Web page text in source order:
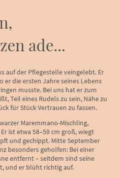
ade...
auf der Pflegestelle veingelebt. Er
er die ersten Jahre seines Lebens
musste. Bei uns hat er zum
Teil eines Rudels zu sein, Nähe zu
für Stück Vertrauen zu fassen.
Maremmano-Mischling,
ist etwa 58–59 cm groß, wiegt
und gechippt. Mitte September
besonders geholfen: Bei einer
entfernt – seitdem sind seine
und er blüht richtig auf.